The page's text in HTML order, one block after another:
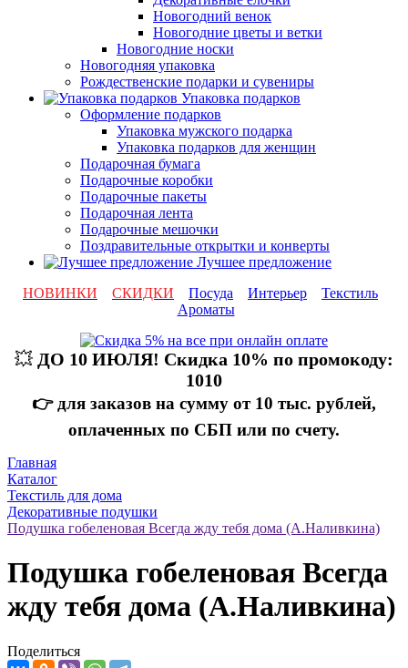
Новогодний венок
Новогодние цветы и ветки
Новогодние носки
Новогодняя упаковка
Рождественские подарки и сувениры
Упаковка подарков
Оформление подарков
Упаковка мужского подарка
Упаковка подарков для женщин
Подарочная бумага
Подарочные коробки
Подарочные пакеты
Подарочная лента
Подарочные мешочки
Поздравительные открытки и конверты
Лучшее предложение
НОВИНКИ
СКИДКИ Посуда Интерьер
Текстиль
Ароматы
💥 ДО 10 ИЮЛЯ! Скидка 10% по промокоду:
1010
👉 для заказов на сумму от 10 тыс. рублей,
оплаченных по СБП или по счету.
Главная
Каталог
Текстиль для дома
Декоративные подушки
Подушка гобеленовая Всегда жду тебя дома (А.Наливкина)
Подушка гобеленовая Всегда
жду тебя дома (А.Наливкина)
Поделиться